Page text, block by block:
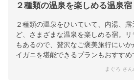
２種類の温泉を楽しめる温泉宿
２種類の温泉をひいていて、内湯、
ど、さまざまな温泉を楽しめる宿。
もあるので、贅沢なご褒美旅行にい
イガニを堪能できるプランもおすすめ
まぐろ さ